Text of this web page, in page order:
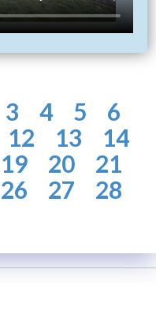
3 4 5
6
12 13
14
19 20
21
26 27
28